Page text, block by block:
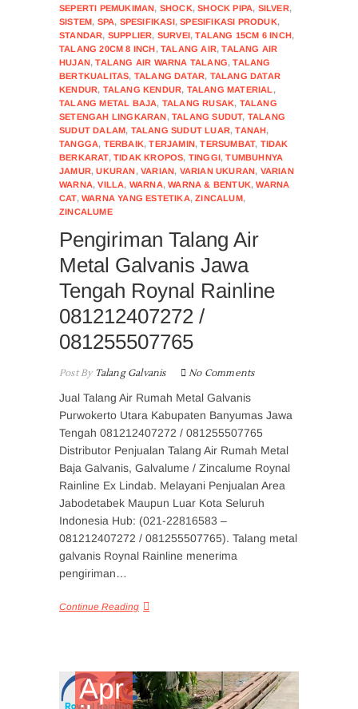
SEPERTI PEMUKIMAN, SHOCK,SHOCK PIPA, SILVER,
SISTEM, SPA, SPESIFIKASI,SPESIFIKASI PRODUK,
STANDAR, SUPPLIER, SURVEI,TALANG 15CM 6 INCH,
TALANG 20CM 8 INCH,TALANG AIR,TALANG AIR
HUJAN,TALANG AIR WARNA TALANG,TALANG
BERTKUALITAS, TALANG DATAR, TALANG DATAR
KENDUR, TALANG KENDUR, TALANG MATERIAL ,
TALANG METAL BAJA, TALANG RUSAK, TALANG
SETENGAH LINGKARAN,TALANG SUDUT, TALANG
SUDUT DALAM, TALANG SUDUT LUAR,TANAH,
TANGGA, TERBAIK,TERJAMIN,TERSUMBAT, TIDAK
BERKARAT,TIDAK KROPOS, TINGGI,TUMBUHNYA
JAMUR,UKURAN,VARIAN, VARIAN UKURAN, VARIAN
WARNA,VILLA, WARNA,WARNA & BENTUK,WARNA
CAT,WARNA YANG ESTETIKA,ZINCALUM,
ZINCALUME
Pengiriman Talang Air
Metal Galvanis Jawa
Tengah Roynal Rainline
081212407272 /
081255507765
Post ByTalang Galvanis No Comments
Jual Talang Air Rumah Metal Galvanis
Purwokerto Utara Kabupaten Banyumas Jawa
Tengah 081212407272 / 081255507765
Distributor Penjualan Talang Air Rumah Metal
Baja Galvanis, Galvalume / Zincalume Roynal
Rainline Ex Lindab. Melayani Penjualan Area
Jabodetabek Maupun Luar Kota Seluruh
Indonesia Hub: (021-22816583 –
081212407272 / 081255507765). Talang metal
galvanis Roynal Rainline menerima
pengiriman…
Continue Reading
Apr